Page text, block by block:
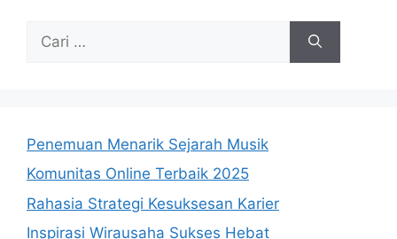
untuk:
Penemuan Menarik Sejarah Musik
Komunitas Online Terbaik 2025
Rahasia Strategi Kesuksesan Karier
Inspirasi Wirausaha Sukses Hebat